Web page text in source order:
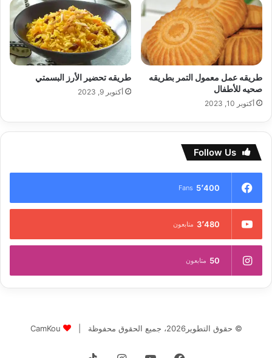
طريقه عمل معمول التمر بطريقه
صحيه للأطفال
أكتوبر 10, 2023
طريقه تحضير الأرز البسمتي
أكتوبر 9, 2023
Follow Us
5٬400 Fans
3٬480 متابعون
50 متابعون
© حقوق التطوير2026، جميع الحقوق محفوظة | CamKou